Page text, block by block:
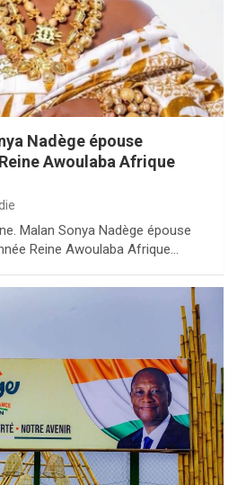
Nadège épouse
Awoulaba Afrique
Malan Sonya Nadège épouse
Reine Awoulaba Afrique…